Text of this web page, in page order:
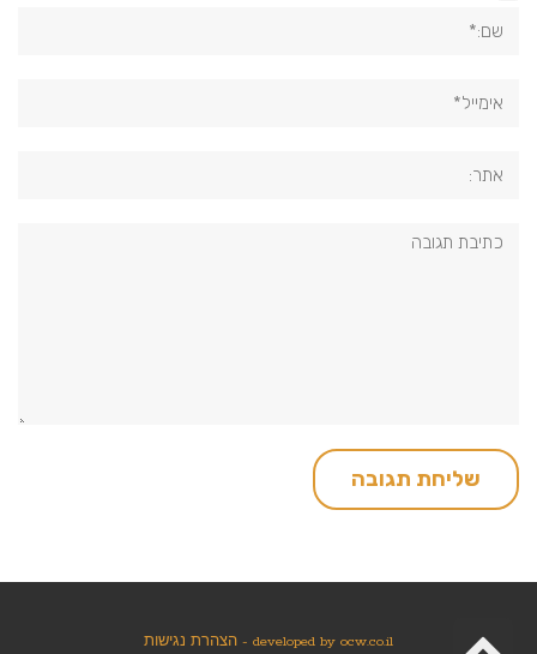
developed by ocw.co.il
- הצהרת נגישות